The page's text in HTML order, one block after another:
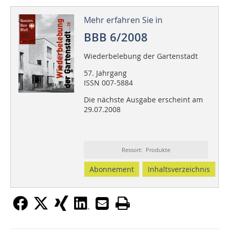
Mehr erfahren Sie in
BBB 6/2008
Wiederbelebung der Gartenstadt
57. Jahrgang
ISSN 007-5884
Die nächste Ausgabe erscheint am
29.07.2008
Ressort: Produkte
Abonnement Inhaltsverzeichnis